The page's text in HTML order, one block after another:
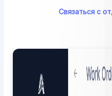
Связаться с